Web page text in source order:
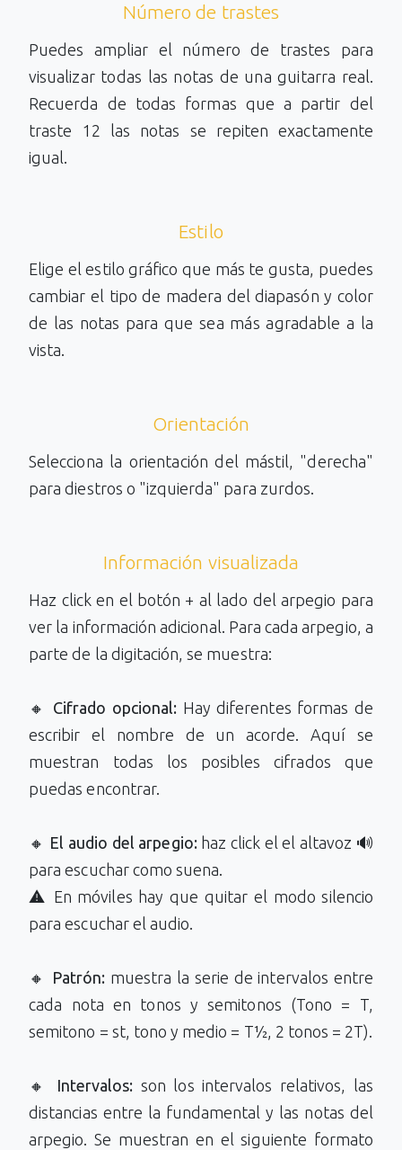
Número de trastes
Puedes ampliar el número de trastes para
visualizar todas las notas de una guitarra real.
Recuerda de todas formas que a partir del
traste 12 las notas se repiten exactamente
igual.
Estilo
Elige el estilo gráfico que más te gusta, puedes
cambiar el tipo de madera del diapasón y color
de las notas para que sea más agradable a la
vista.
Orientación
Selecciona la orientación del mástil, "derecha"
para diestros o "izquierda" para zurdos.
Información visualizada
Haz click en el botón + al lado del arpegio para
ver la información adicional. Para cada arpegio, a
parte de la digitación, se muestra:
🔸 Cifrado opcional: Hay diferentes formas de
escribir el nombre de un acorde. Aquí se
muestran todas los posibles cifrados que
puedas encontrar.
🔸 El audio del arpegio:haz click el el altavoz 🔊
para escuchar como suena.
⚠️ En móviles hay que quitar el modo silencio
para escuchar el audio.
🔸 Patrón:muestra la serie de intervalos entre
cada nota en tonos y semitonos (Tono = T,
semitono = st, tono y medio = T½, 2 tonos = 2T).
🔸 Intervalos: son los intervalos relativos, las
distancias entre la fundamental y las notas del
arpegio. Se muestran en el siguiente formato